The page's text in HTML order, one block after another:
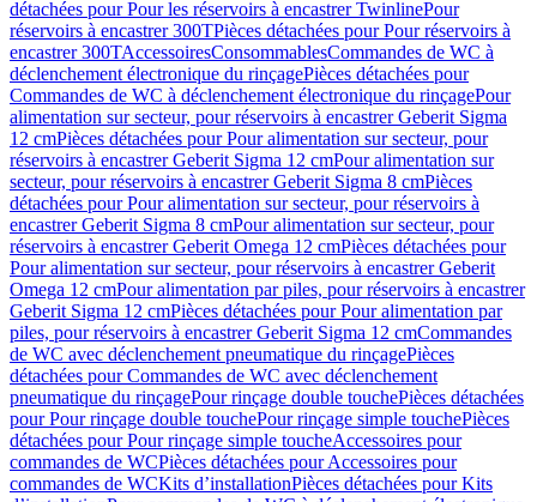
détachées pour Pour les réservoirs à encastrer TwinlinePour
réservoirs à encastrer 300TPièces détachées pour Pour réservoirs à
encastrer 300TAccessoiresConsommablesCommandes de WC à
déclenchement électronique du rinçagePièces détachées pour
Commandes de WC à déclenchement électronique du rinçagePour
alimentation sur secteur, pour réservoirs à encastrer Geberit Sigma
12 cmPièces détachées pour Pour alimentation sur secteur, pour
réservoirs à encastrer Geberit Sigma 12 cmPour alimentation sur
secteur, pour réservoirs à encastrer Geberit Sigma 8 cmPièces
détachées pour Pour alimentation sur secteur, pour réservoirs à
encastrer Geberit Sigma 8 cmPour alimentation sur secteur, pour
réservoirs à encastrer Geberit Omega 12 cmPièces détachées pour
Pour alimentation sur secteur, pour réservoirs à encastrer Geberit
Omega 12 cmPour alimentation par piles, pour réservoirs à encastrer
Geberit Sigma 12 cmPièces détachées pour Pour alimentation par
piles, pour réservoirs à encastrer Geberit Sigma 12 cmCommandes
de WC avec déclenchement pneumatique du rinçagePièces
détachées pour Commandes de WC avec déclenchement
pneumatique du rinçagePour rinçage double touchePièces détachées
pour Pour rinçage double touchePour rinçage simple touchePièces
détachées pour Pour rinçage simple toucheAccessoires pour
commandes de WCPièces détachées pour Accessoires pour
commandes de WCKits d’installationPièces détachées pour Kits